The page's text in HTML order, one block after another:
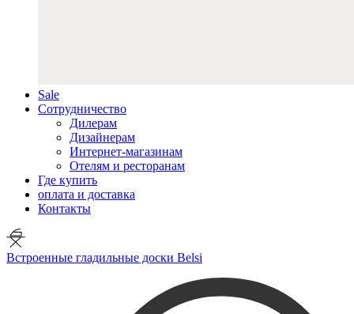
Sale
Сотрудничество
Дилерам
Дизайнерам
Интернет-магазинам
Отелям и ресторанам
Где купить
оплата и доставка
Контакты
Встроенные гладильные доски Belsi